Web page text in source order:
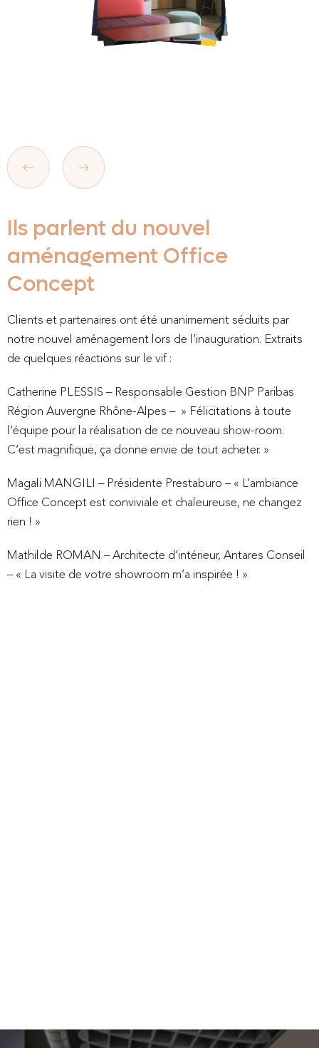
Ils parlent du nouvel
aménagement Office
Concept
Clients et partenaires ont été unanimement séduits par
notre nouvel aménagement lors de l’inauguration. Extraits
de quelques réactions sur le vif :
Catherine PLESSIS – Responsable Gestion BNP Paribas
Région Auvergne Rhône-Alpes – » Félicitations à toute
l’équipe pour la réalisation de ce nouveau show-room.
C’est magnifique, ça donne envie de tout acheter. »
Magali MANGILI – Présidente Prestaburo – « L’ambiance
Office Concept est conviviale et chaleureuse, ne changez
rien ! »
Mathilde ROMAN – Architecte d’intérieur, Antares Conseil
– « La visite de votre showroom m’a inspirée ! »